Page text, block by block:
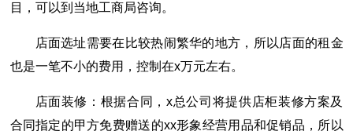
目，可以到当地工商局咨询。
店面选址需要在比较热闹繁华的地方，所以店面的租金
也是一笔不小的费用，控制在x万元左右。
店面装修：根据合同，x总公司将提供店柜装修方案及
合同指定的甲方免费赠送的xx形象经营用品和促销品，所以